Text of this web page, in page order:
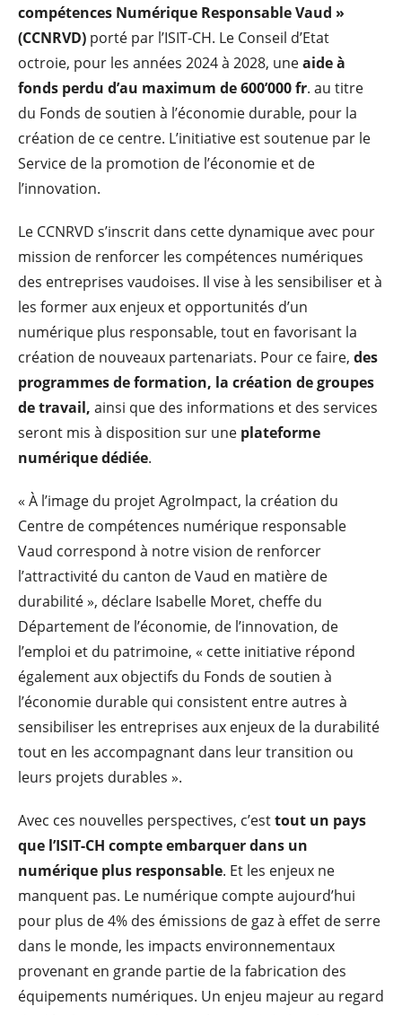
compétences Numérique Responsable Vaud »
(CCNRVD) porté par l’ISIT-CH. Le Conseil d’Etat
octroie, pour les années 2024 à 2028, uneaide à
fonds perdu d’au maximum de 600’000 fr. au titre
du Fonds de soutien à l’économie durable, pour la
création de ce centre. L’initiative est soutenue par le
Service de la promotion de l’économie et de
l’innovation.
Le CCNRVD s’inscrit dans cette dynamique avec pour
mission de renforcer les compétences numériques
des entreprises vaudoises. Il vise à les sensibiliser et à
les former aux enjeux et opportunités d’un
numérique plus responsable, tout en favorisant la
création de nouveaux partenariats. Pour ce faire, des
programmes de formation, la création de groupes
de travail, ainsi que des informations et des services
seront mis à disposition sur une plateforme
numérique dédiée.
« À l’image du projet AgroImpact, la création du
Centre de compétences numérique responsable
Vaud correspond à notre vision de renforcer
l’attractivité du canton de Vaud en matière de
durabilité », déclare Isabelle Moret, cheffe du
Département de l’économie, de l’innovation, de
l’emploi et du patrimoine, « cette initiative répond
également aux objectifs du Fonds de soutien à
l’économie durable qui consistent entre autres à
sensibiliser les entreprises aux enjeux de la durabilité
tout en les accompagnant dans leur transition ou
leurs projets durables ».
Avec ces nouvelles perspectives, c’esttout un pays
que l’ISIT-CH compte embarquer dans un
numérique plus responsable. Et les enjeux ne
manquent pas. Le numérique compte aujourd’hui
pour plus de 4% des émissions de gaz à effet de serre
dans le monde, les impacts environnementaux
provenant en grande partie de la fabrication des
équipements numériques. Un enjeu majeur au regard